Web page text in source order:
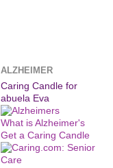
ALZHEIMER
Caring Candle for
abuela Eva
What is Alzheimer's
Get a Caring Candle